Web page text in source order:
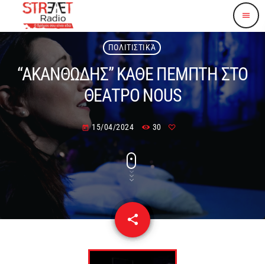
menu
ΠΟΛΙΤΙΣΤΙΚΆ
“ΑΚΑΝΘΩΔΗΣ” ΚΑΘΕ ΠΕΜΠΤΗ ΣΤΟ
ΘΕΑΤΡΟ NOUS
today 15/04/2024 30
share
email